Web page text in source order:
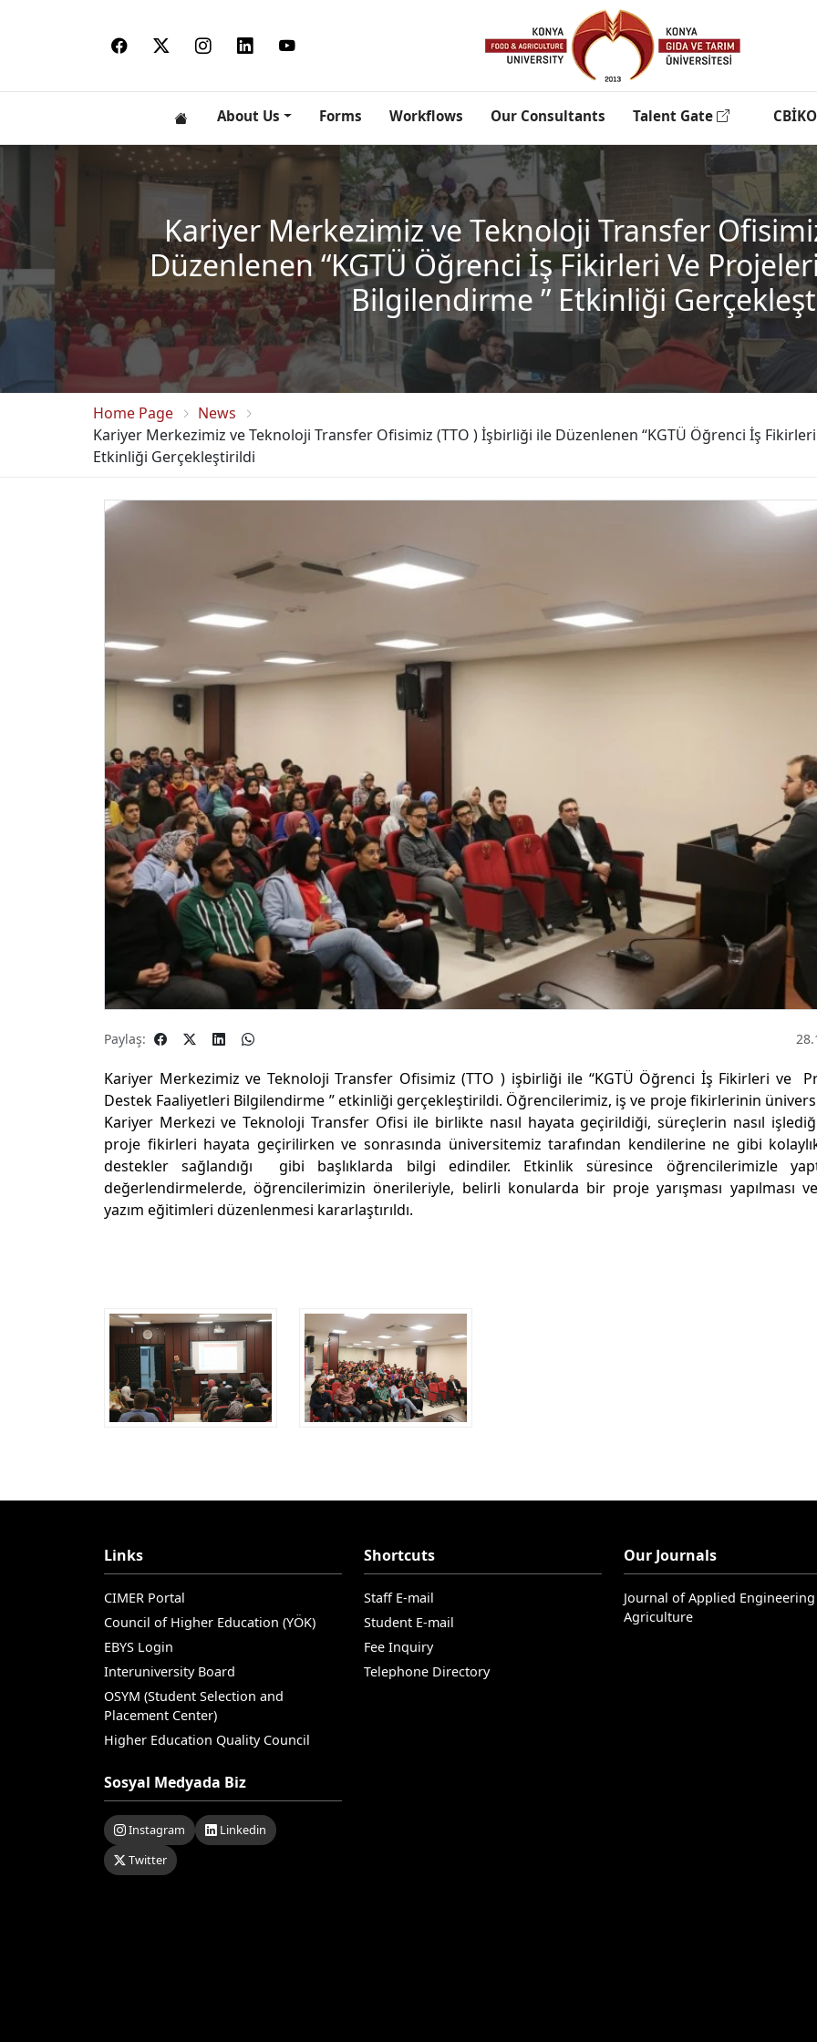
About Us Forms Workflows Our Consultants Talent Gate CBİKO
Kariyer Merkezimiz ve Teknoloji Transfer
Düzenlenen “KGTÜ Öğrenci İş Fikirleri Ve
Bilgilendirme ” Etkinliği
Home Page
News
Kariyer Merkezimiz ve Teknoloji Transfer Ofisimiz (TTO ) İşbirliği ile Düzenlenen “KGTÜ Öğrenci İş
Etkinliği Gerçekleştirildi
Paylaş:
Kariyer Merkezimiz ve Teknoloji Transfer Ofisimiz (TTO ) işbirliği ile “KGTÜ Öğrenci İş Fikirleri ve
Destek Faaliyetleri Bilgilendirme ” etkinliği gerçekleştirildi. Öğrencilerimiz, iş ve proje fikirlerinin
Kariyer Merkezi ve Teknoloji Transfer Ofisi ile birlikte nasıl hayata geçirildiği, süreçlerin nasıl
proje fikirleri hayata geçirilirken ve sonrasında üniversitemiz tarafından kendilerine ne gibi
destekler sağlandığı gibi başlıklarda bilgi edindiler. Etkinlik süresince öğrencilerimizle
değerlendirmelerde, öğrencilerimizin önerileriyle, belirli konularda bir proje yarışması yapılması
yazım eğitimleri düzenlenmesi kararlaştırıldı.
Links
CIMER Portal
Council of Higher Education (YÖK)
EBYS Login
Interuniversity Board
OSYM (Student Selection and
Placement Center)
Higher Education Quality Council
Sosyal Medyada Biz
Instagram
Linkedin
Twitter
Shortcuts
Staff E-mail
Student E-mail
Fee Inquiry
Telephone Directory
Our Journals
Journal of Applied
Agriculture